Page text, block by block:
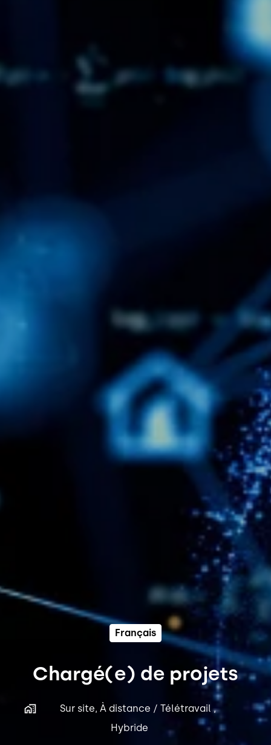
Français
Chargé(e) de projets
Sur site, À distance / Télétravail ,
Hybride